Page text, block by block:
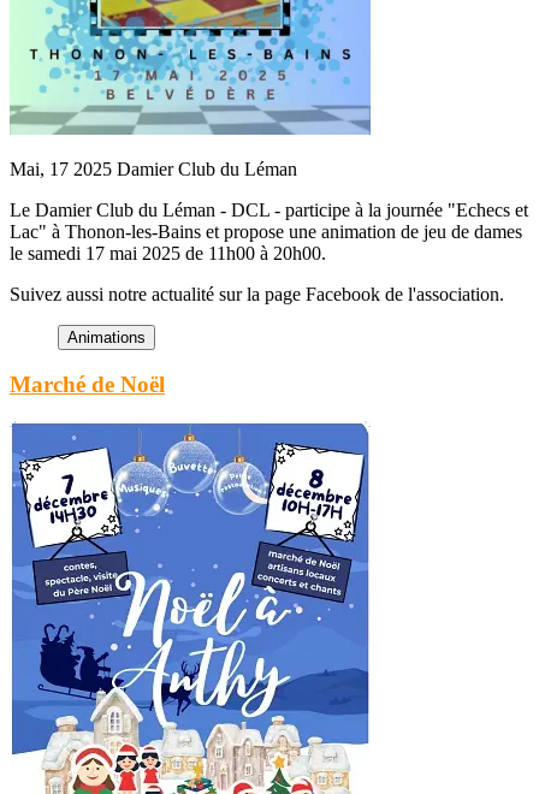
Mai, 17 2025 Damier Club du Léman
Le Damier Club du Léman - DCL - participe à la journée "Echecs et
Lac" à Thonon-les-Bains et propose une animation de jeu de dames
le samedi 17 mai 2025 de 11h00 à 20h00.
Suivez aussi notre actualité sur la page Facebook de l'association.
Marché de Noël